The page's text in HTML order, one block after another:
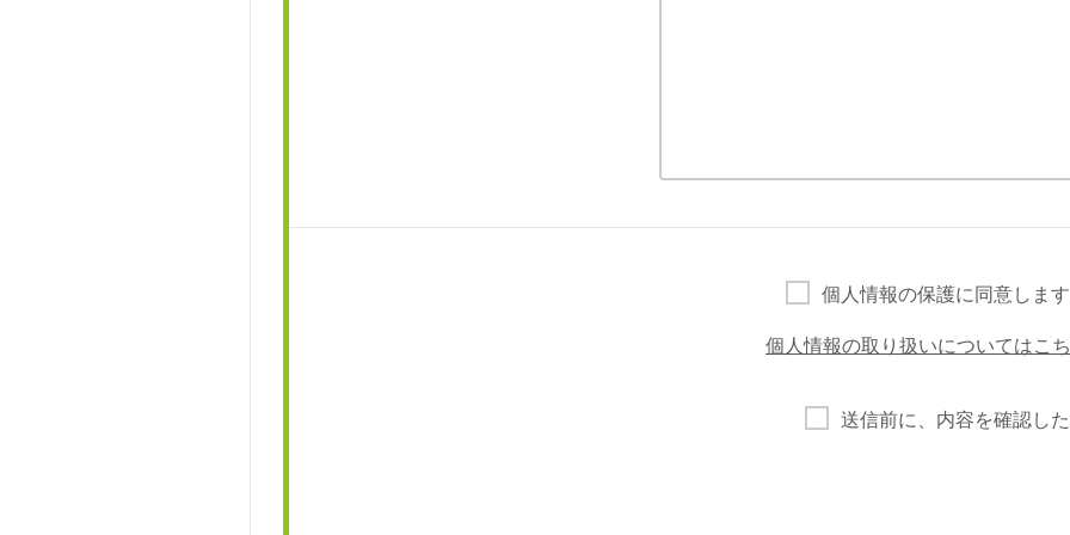
個人情報の保護に同意しま
個人情報の取り扱いについてはこ
送信前に、内容を確認した